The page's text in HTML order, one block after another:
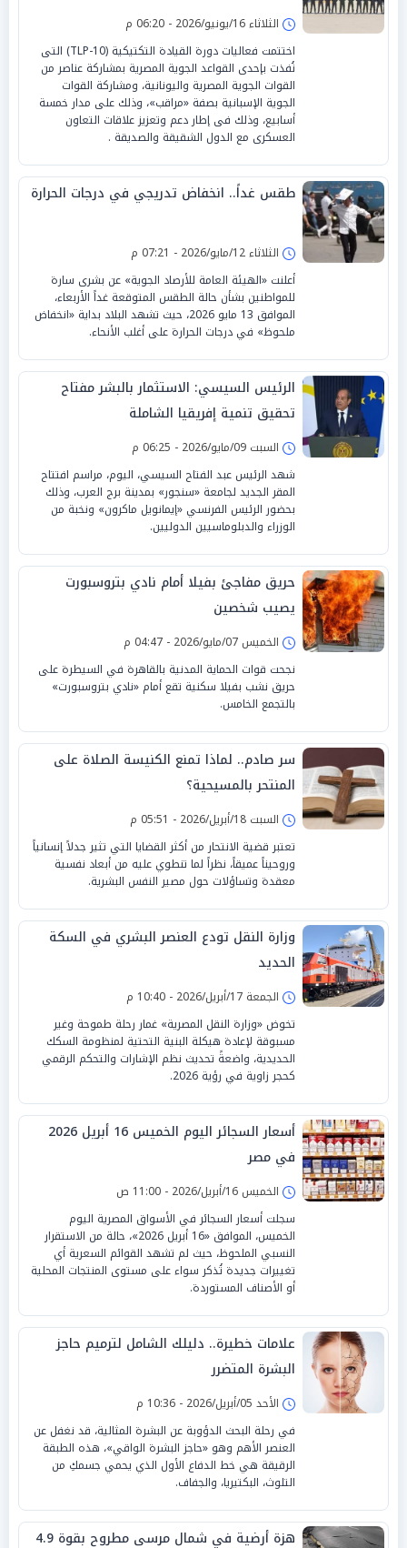
واليونانية
الثلاثاء 16/يونيو/2026 - 06:20 م
اختتمت فعاليات دورة القيادة التكتيكية (TLP-10) التى
نُفذت بإحدى القواعد الجوية المصرية بمشاركة عناصر من
القوات الجوية المصرية واليونانية، ومشاركة القوات
الجوية الإسبانية بصفة «مراقب»، وذلك على مدار خمسة
أسابيع، وذلك فى إطار دعم وتعزيز علاقات التعاون
العسكرى مع الدول الشقيقة والصديقة .
طقس غداً.. انخفاض تدريجي في درجات الحرارة
الثلاثاء 12/مايو/2026 - 07:21 م
أعلنت «الهيئة العامة للأرصاد الجوية» عن بشرى سارة
للمواطنين بشأن حالة الطقس المتوقعة غداً الأربعاء،
الموافق 13 مايو 2026، حيث تشهد البلاد بداية «انخفاض
ملحوظ» في درجات الحرارة على أغلب الأنحاء.
الرئيس السيسي: الاستثمار بالبشر مفتاح
تحقيق تنمية إفريقيا الشاملة
السبت 09/مايو/2026 - 06:25 م
شهد الرئيس عبد الفتاح السيسي، اليوم، مراسم افتتاح
المقر الجديد لجامعة «سنجور» بمدينة برج العرب، وذلك
بحضور الرئيس الفرنسي «إيمانويل ماكرون» ونخبة من
الوزراء والدبلوماسيين الدوليين.
حريق مفاجئ بفيلا أمام نادي بتروسبورت
يصيب شخصين
الخميس 07/مايو/2026 - 04:47 م
نجحت قوات الحماية المدنية بالقاهرة في السيطرة على
حريق نشب بفيلا سكنية تقع أمام «نادي بتروسبورت»
بالتجمع الخامس.
سر صادم.. لماذا تمنع الكنيسة الصلاة على
المنتحر بالمسيحية؟
السبت 18/أبريل/2026 - 05:51 م
تعتبر قضية الانتحار من أكثر القضايا التي تثير جدلاً إنسانياً
وروحيناً عميقاً، نظراً لما تنطوي عليه من أبعاد نفسية
معقدة وتساؤلات حول مصير النفس البشرية.
وزارة النقل تودع العنصر البشري في السكة
الحديد
الجمعة 17/أبريل/2026 - 10:40 م
تخوض «وزارة النقل المصرية» غمار رحلة طموحة وغير
مسبوقة لإعادة هيكلة البنية التحتية لمنظومة السكك
الحديدية، واضعةً تحديث نظم الإشارات والتحكم الرقمي
كحجر زاوية في رؤية 2026.
أسعار السجائر اليوم الخميس 16 أبريل 2026
في مصر
الخميس 16/أبريل/2026 - 11:00 ص
سجلت أسعار السجائر في الأسواق المصرية اليوم
الخميس، الموافق «16 أبريل 2026»، حالة من الاستقرار
النسبي الملحوظ، حيث لم تشهد القوائم السعرية أي
تغييرات جديدة تُذكر سواء على مستوى المنتجات المحلية
أو الأصناف المستوردة.
علامات خطيرة.. دليلك الشامل لترميم حاجز
البشرة المتضرر
الأحد 05/أبريل/2026 - 10:36 م
في رحلة البحث الدؤوبة عن البشرة المثالية، قد نغفل عن
العنصر الأهم وهو «حاجز البشرة الواقي»، هذه الطبقة
الرقيقة هي خط الدفاع الأول الذي يحمي جسمكِ من
التلوث، البكتيريا، والجفاف.
هزة أرضية في شمال مرسى مطروح بقوة 4.9